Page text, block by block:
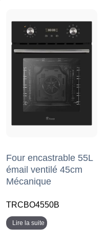
Four encastrable 55L
émail ventilé 45cm
Mécanique
TRCBO4550B
Lire la suite